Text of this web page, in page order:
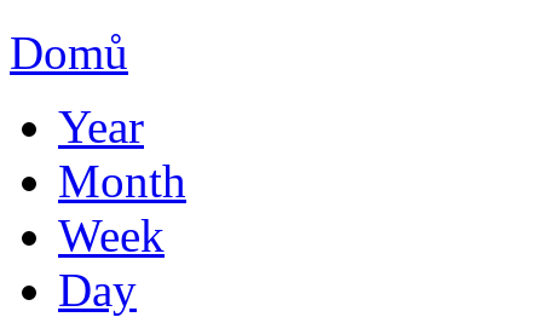
Domů
Year
Month
Week
Day